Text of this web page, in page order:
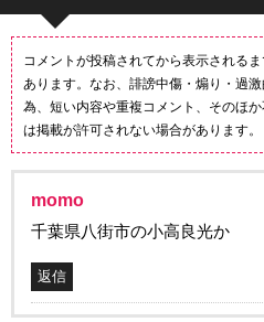
コメントが投稿されてから表示される
あります。なお、誹謗中傷・煽り・過
為、短い内容や重複コメント、そのほ
は掲載が許可されない場合があります。
momo
千葉県八街市の小高良光か
返信